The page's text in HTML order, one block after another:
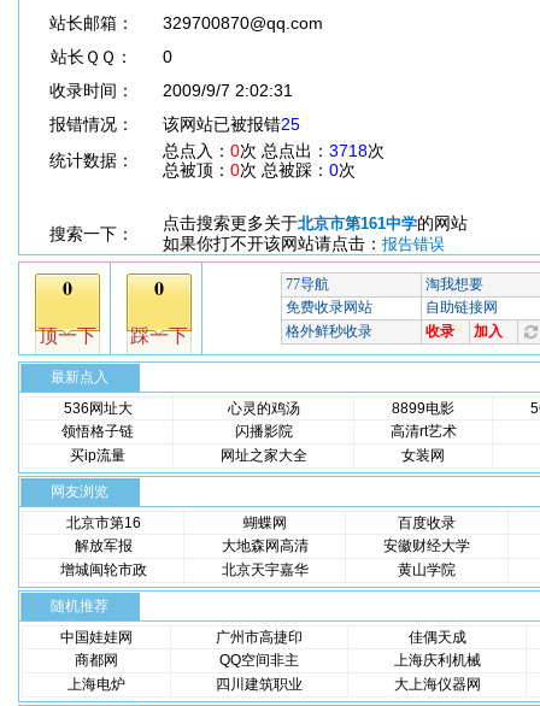
站长邮箱：
329700870@qq.com
站长ＱＱ：
0
收录时间：
2009/9/7 2:02:31
报错情况：
该网站已被报错25
统计数据：
总点入： 0次 总点出： 3718次
总被顶： 0次 总被踩： 0次
搜索一下：
点击搜索更多关于北京市第161中学的网站
如果你打不开该网站请点击： 报告错误
最新点入
536网址大
心灵的鸡汤 8899电影
领悟格子链
闪播影院
高清rt艺术
买ip流量
网址之家大全 女装网
网友浏览
北京市第16
蝴蝶网
百度收录
解放军报
大地森网高清
安徽财经大学
增城闽轮市政
北京天宇嘉华 黄山学院
随机推荐
中国娃娃网
广州市高捷印
佳偶天成
商都网
QQ空间非主
上海庆利机械
上海电炉
四川建筑职业 大上海仪器网